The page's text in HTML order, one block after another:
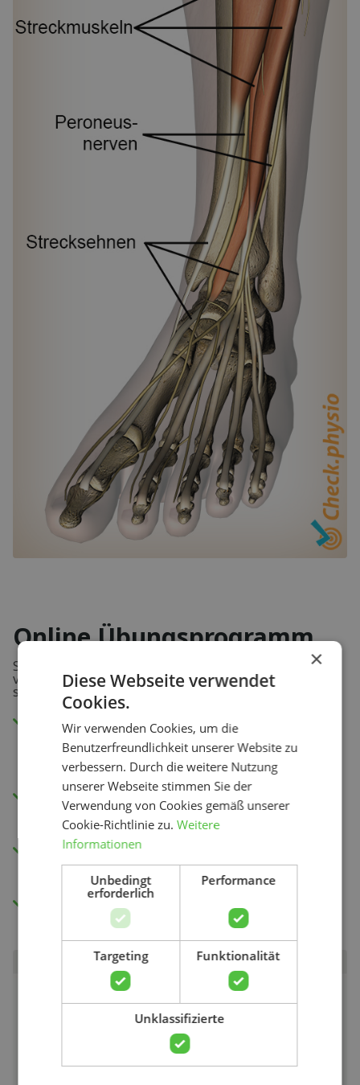
Online Übungsprogramm
Sie lernen, welche Übungen Ihre Beschwerden
verbessern, wie Sie sie durchführen und wie oft. So
sind Sie 100% sicher, dass Sie das Richtige tun.
Sehen Sie sich die Anleitungsvideos in
unserer App oder über Ihren
Internetbrowser an.
Wöchentlich neue Übungen zur
Verbesserung Ihrer Belastbarkeit.
Einsicht in Ihren Fortschritt und Ihre
Genesung mit unserer Schmerzbewertung.
Zugang zu allen Videos.
×
Diese Webseite verwendet
Cookies.
Wir verwenden Cookies, um die
Benutzerfreundlichkeit unserer Website zu
verbessern. Durch die weitere Nutzung
unserer Webseite stimmen Sie der
Verwendung von Cookies gemäß unserer
Cookie-Richtlinie zu.Weitere
Informationen
Unbedingt
erforderlich
Performance
Targeting Funktionalität
Unklassifizierte